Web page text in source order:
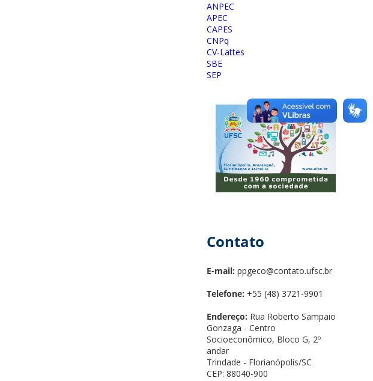
ANPEC
APEC
CAPES
CNPq
CV-Lattes
SBE
SEP
Contato
E-mail: ppgeco@contato.ufsc.br
Telefone: +55 (48) 3721-9901
Endereço: Rua Roberto Sampaio
Gonzaga - Centro
Socioeconômico, Bloco G, 2º
andar
Trindade - Florianópolis/SC
CEP: 88040-900